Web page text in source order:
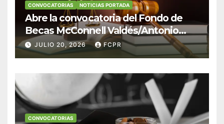
CONVOCATORIAS NOTICIAS PORTADA
Abre la convocatoria del Fondo de
Becas McConnell Valdés/Antonio
Escudero Viera para estudiantes de
Derecho en Puerto Rico
JULIO 20, 2026 FCPR
CONVOCATORIAS